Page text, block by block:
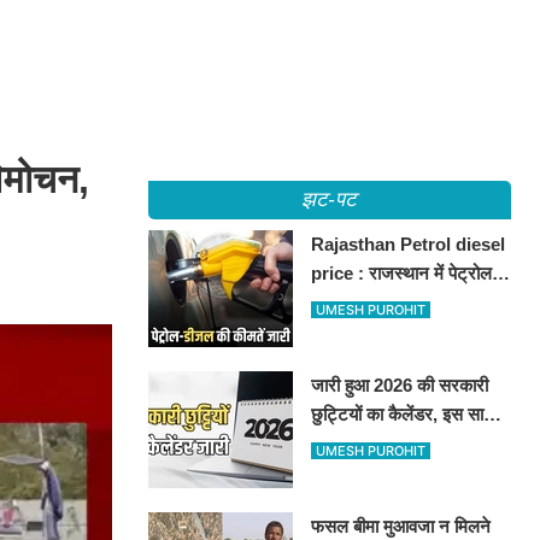
झट-पट
Rajasthan Petrol diesel
price : राजस्थान में पेट्रोल-
डीजल की कीमतें जारी, जानिए
UMESH PUROHIT
जारी हुआ 2026 की सरकारी
छुट्टियों का कैलेंडर, इस साल
कई बार मिलेगा लगातार
UMESH PUROHIT
फसल बीमा मुआवजा न मिलने